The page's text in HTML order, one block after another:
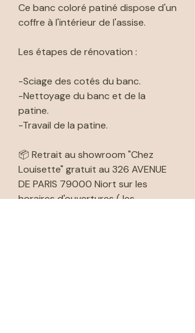
Ce banc coloré patiné dispose d'un
coffre à l'intérieur de l'assise.
Les étapes de rénovation :
-Sciage des cotés du banc.
-Nettoyage du banc et de la
patine.
-Travail de la patine.
📦 Retrait au showroom "Chez
Louisette" gratuit au 326 AVENUE
DE PARIS 79000 Niort sur les
horaires d'ouvertures ( les